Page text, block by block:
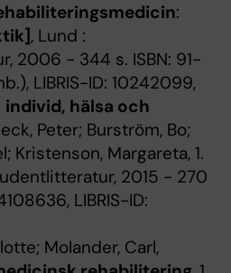
:
, Lund :
2006 - 344 s. ISBN: 91-
LIBRIS-ID: 10242099,
individ, hälsa och
Peter; Burström, Bo;
Kristenson, Margareta, 1.
2015 - 270
LIBRIS-ID:
Molander, Carl,